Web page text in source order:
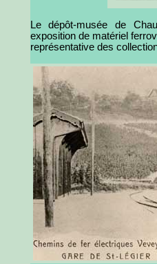
Le dépôt-musée de
exposition de matériel
représentative des